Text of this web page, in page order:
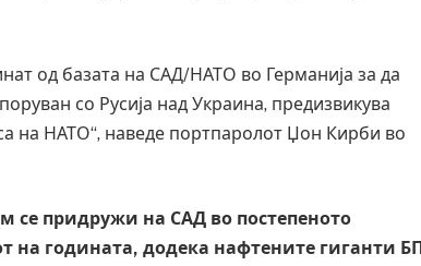
од базата на САД/НАТО во Германија за да
со Русија над Украина, предизвикува
на НАТО“, наведе портпаролот Џон Кирби во
се придружи на САД во постепеното
на годината, додека нафтените гиганти БП